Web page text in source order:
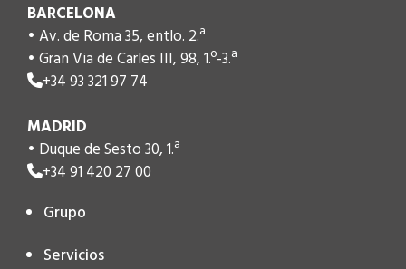
BARCELONA
• Av. de Roma 35, entlo. 2.ª
• Gran Via de Carles III, 98, 1.º-3.ª
+34 93 321 97 74
MADRID
• Duque de Sesto 30, 1.ª
+34 91 420 27 00
Grupo
Servicios